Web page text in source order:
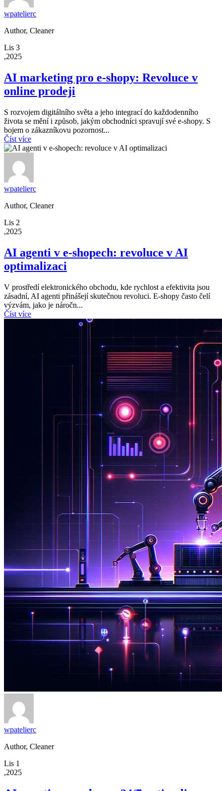
wpatelierc
Author, Cleaner
Lis 3
,2025
AI marketing pro e-shopy: Revoluce v
online prodeji
S rozvojem digitálního světa a jeho integrací do každodenního
života se mění i způsob, jakým obchodníci spravují své e-shopy. S
bojem o zákazníkovu pozornost...
Číst více
wpatelierc
Author, Cleaner
Lis 2
,2025
AI agenti v e-shopech: revoluce v AI
optimalizaci
V prostředí elektronického obchodu, kde rychlost a efektivita jsou
zásadní, AI agenti přinášejí skutečnou revoluci. E-shopy často čelí
výzvám, jako je náročn...
Číst více
wpatelierc
Author, Cleaner
Lis 1
,2025